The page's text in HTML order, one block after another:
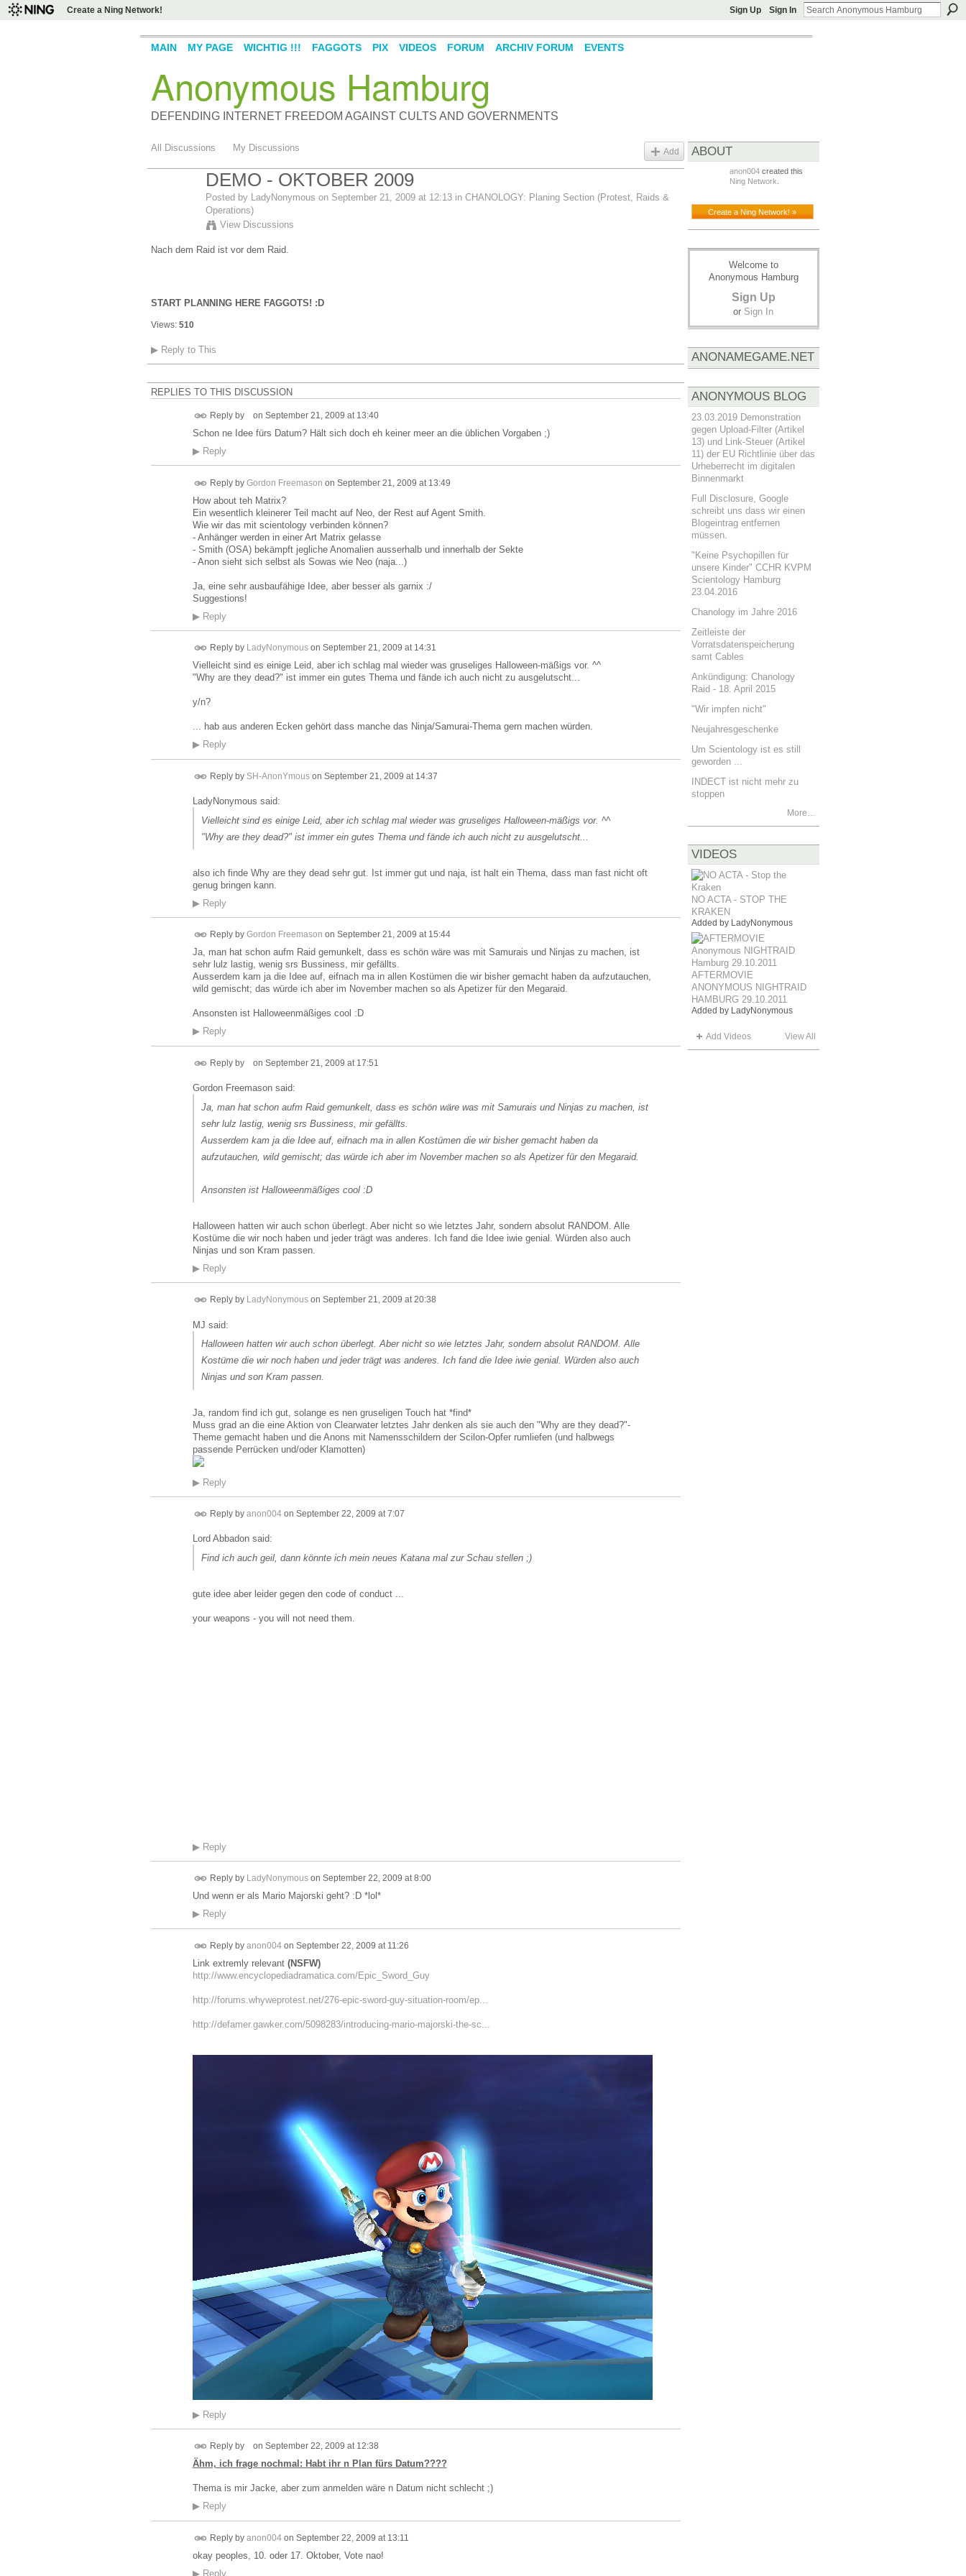
Create a Ning Network! Sign Up Sign In
Anonymous Hamburg
DEFENDING INTERNET FREEDOM AGAINST CULTS AND GOVERNMENTS
MAIN MY PAGE WICHTIG !!! FAGGOTS PIX VIDEOS FORUM ARCHIV FORUM EVENTS
All Discussions My Discussions Add
DEMO - OKTOBER 2009
Posted by LadyNonymous on September 21, 2009 at 12:13 in CHANOLOGY: Planing Section (Protest, Raids &
Operations)
View Discussions
Nach dem Raid ist vor dem Raid.
START PLANNING HERE FAGGOTS! :D
Views: 510
▶Reply to This
REPLIES TO THIS DISCUSSION
Reply by on September 21, 2009 at 13:40
Schon ne Idee fürs Datum? Hält sich doch eh keiner meer an die üblichen Vorgaben ;)
▶Reply
Reply by Gordon Freemason on September 21, 2009 at 13:49
How about teh Matrix?
Ein wesentlich kleinerer Teil macht auf Neo, der Rest auf Agent Smith.
Wie wir das mit scientology verbinden können?
- Anhänger werden in einer Art Matrix gelasse
- Smith (OSA) bekämpft jegliche Anomalien ausserhalb und innerhalb der Sekte
- Anon sieht sich selbst als Sowas wie Neo (naja...)
Ja, eine sehr ausbaufähige Idee, aber besser als garnix :/
Suggestions!
▶Reply
Reply by LadyNonymouson September 21, 2009 at 14:31
Vielleicht sind es einige Leid, aber ich schlag mal wieder was gruseliges Halloween-mäßigs vor. ^^
"Why are they dead?" ist immer ein gutes Thema und fände ich auch nicht zu ausgelutscht...
y/n?
... hab aus anderen Ecken gehört dass manche das Ninja/Samurai-Thema gern machen würden.
▶Reply
Reply by SH-AnonYmouson September 21, 2009 at 14:37
LadyNonymous said:
Vielleicht sind es einige Leid, aber ich schlag mal wieder was gruseliges Halloween-mäßigs vor. ^^
"Why are they dead?" ist immer ein gutes Thema und fände ich auch nicht zu ausgelutscht...
also ich finde Why are they dead sehr gut. Ist immer gut und naja, ist halt ein Thema, dass man fast nicht oft
genug bringen kann.
▶Reply
Reply by Gordon Freemason on September 21, 2009 at 15:44
Ja, man hat schon aufm Raid gemunkelt, dass es schön wäre was mit Samurais und Ninjas zu machen, ist
sehr lulz lastig, wenig srs Bussiness, mir gefällts.
Ausserdem kam ja die Idee auf, eifnach ma in allen Kostümen die wir bisher gemacht haben da aufzutauchen,
wild gemischt; das würde ich aber im November machen so als Apetizer für den Megaraid.
Ansonsten ist Halloweenmäßiges cool :D
▶Reply
Reply by on September 21, 2009 at 17:51
Gordon Freemason said:
Ja, man hat schon aufm Raid gemunkelt, dass es schön wäre was mit Samurais und Ninjas zu machen, ist
sehr lulz lastig, wenig srs Bussiness, mir gefällts.
Ausserdem kam ja die Idee auf, eifnach ma in allen Kostümen die wir bisher gemacht haben da
aufzutauchen, wild gemischt; das würde ich aber im November machen so als Apetizer für den Megaraid.
Ansonsten ist Halloweenmäßiges cool :D
Halloween hatten wir auch schon überlegt. Aber nicht so wie letztes Jahr, sondern absolut RANDOM. Alle
Kostüme die wir noch haben und jeder trägt was anderes. Ich fand die Idee iwie genial. Würden also auch
Ninjas und son Kram passen.
▶Reply
Reply by LadyNonymouson September 21, 2009 at 20:38
MJ said:
Halloween hatten wir auch schon überlegt. Aber nicht so wie letztes Jahr, sondern absolut RANDOM. Alle
Kostüme die wir noch haben und jeder trägt was anderes. Ich fand die Idee iwie genial. Würden also auch
Ninjas und son Kram passen.
Ja, random find ich gut, solange es nen gruseligen Touch hat *find*
Muss grad an die eine Aktion von Clearwater letztes Jahr denken als sie auch den "Why are they dead?"-
Theme gemacht haben und die Anons mit Namensschildern der Scilon-Opfer rumliefen (und halbwegs
passende Perrücken und/oder Klamotten)
▶Reply
Reply by anon004on September 22, 2009 at 7:07
Lord Abbadon said:
Find ich auch geil, dann könnte ich mein neues Katana mal zur Schau stellen ;)
gute idee aber leider gegen den code of conduct ...
your weapons - you will not need them.
▶Reply
Reply by LadyNonymouson September 22, 2009 at 8:00
Und wenn er als Mario Majorski geht? :D *lol*
▶Reply
Reply by anon004on September 22, 2009 at 11:26
Link extremly relevant (NSFW)
http://www.encyclopediadramatica.com/Epic_Sword_Guy
http://forums.whyweprotest.net/276-epic-sword-guy-situation-room/ep...
http://defamer.gawker.com/5098283/introducing-mario-majorski-the-sc...
▶Reply
Reply by on September 22, 2009 at 12:38
Ähm, ich frage nochmal: Habt ihr n Plan fürs Datum????
Thema is mir Jacke, aber zum anmelden wäre n Datum nicht schlecht ;)
▶Reply
Reply by anon004on September 22, 2009 at 13:11
okay peoples, 10. oder 17. Oktober, Vote nao!
▶Reply
ABOUT
anon004created this
Ning Network
Create a Ning Network! »
Welcome to
Anonymous Hamburg
Sign Up
or Sign In
ANONAMEGAME.NET
ANONYMOUS BLOG
23.03.2019 Demonstration
gegen Upload-Filter (Artikel
13) und Link-Steuer (Artikel
11) der EU Richtlinie über das
Urheberrecht im digitalen
Binnenmarkt
Full Disclosure, Google
schreibt uns dass wir einen
Blogeintrag entfernen
müssen.
"Keine Psychopillen für
unsere Kinder" CCHR KVPM
Scientology Hamburg
23.04.2016
Chanology im Jahre 2016
Zeitleiste der
Vorratsdatenspeicherung
samt Cables
Ankündigung: Chanology
Raid - 18. April 2015
"Wir impfen nicht"
Neujahresgeschenke
Um Scientology ist es still
geworden ...
INDECT ist nicht mehr zu
stoppen
More…
VIDEOS
NO ACTA - STOP THE
KRAKEN
Added by LadyNonymous
AFTERMOVIE
ANONYMOUS NIGHTRAID
HAMBURG 29.10.2011
Added by LadyNonymous
Add Videos View All